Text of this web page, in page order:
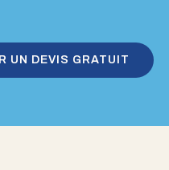
UN DEVIS GRATUIT